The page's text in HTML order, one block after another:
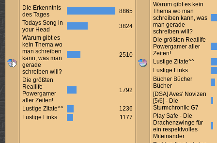
Die Erkenntnis
des Tages
8865
Todays Song in
your Head
3824
Warum gibt es
kein Thema wo
man schreiben
kann, was man
gerade
schreiben will?
2510
Die größten
Reallife-
Powergamer
aller Zeiten!
1792
Lustige Zitate^^
1236
Lustige Links
1177
Warum gibt es kein
Thema wo man
schreiben kann, was
man gerade
schreiben will?
Die größten Reallife-
Powergamer aller
Zeiten!
Lustige Zitate^^
Lustige Links
Bücher Bücher
Bücher
[DSA] Aves' Novizen
[5/6] - Die
Sturmchronik: G7
Play Safe - Die
Drachenzwinge für
ein respektvolles
Miteinander